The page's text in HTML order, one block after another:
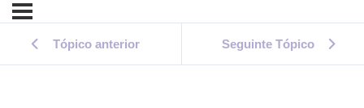
Tópico anterior Seguinte Tópico